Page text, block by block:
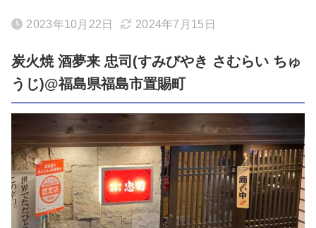
2023年10月22日 2024年7月15日
炭火焼 酒夢来 忠司 (すみびやき さむらい ちゅ
うじ)@福島県福島市置賜町